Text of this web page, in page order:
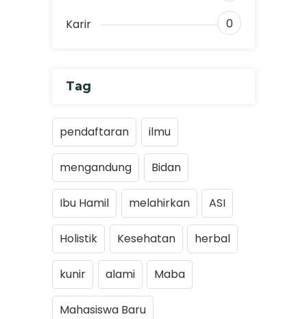
Karir 0
Tag
pendaftaran ilmu
mengandung Bidan
Ibu Hamil melahirkan ASI
Holistik Kesehatan herbal
kunir alami Maba
Mahasiswa Baru